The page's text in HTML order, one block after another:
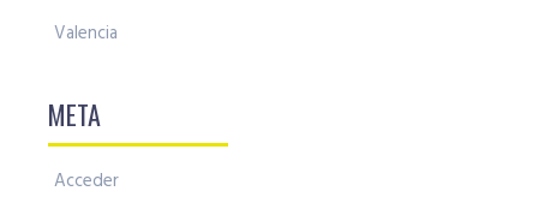
Valencia
META
Acceder